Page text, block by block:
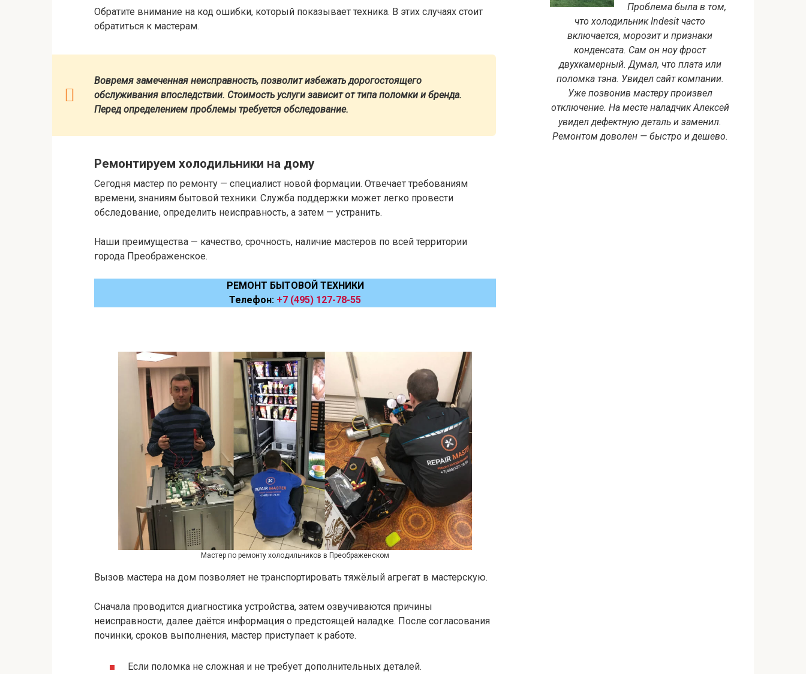
Обратите внимание на код ошибки, который показывает техника. В этих случаях стоит
обратиться к мастерам.
Вовремя замеченная неисправность, позволит избежать дорогостоящего
обслуживания впоследствии. Стоимость услуги зависит от типа поломки и бренда.
Перед определением проблемы требуется обследование.
Ремонтируем холодильники на дому
Сегодня мастер по ремонту — специалист новой формации. Отвечает требованиям
времени, знаниям бытовой техники. Служба поддержки может легко провести
обследование, определить неисправность, а затем — устранить.
Наши преимущества — качество, срочность, наличие мастеров по всей территории
города Преображенское.
РЕМОНТ БЫТОВОЙ ТЕХНИКИ
Телефон: +7 (495) 127-78-55
Мастер по ремонту холодильников в Преображенском
Вызов мастера на дом позволяет не транспортировать тяжёлый агрегат в мастерскую.
Сначала проводится диагностика устройства, затем озвучиваются причины
неисправности, далее даётся информация о предстоящей наладке. После согласования
починки, сроков выполнения, мастер приступает к работе.
Если поломка не сложная и не требует дополнительных деталей.
Проблема была в том,
что холодильник Indesit часто
включается, морозит и признаки
конденсата. Сам он ноу фрост
двухкамерный. Думал, что плата или
поломка тэна. Увидел сайт компании.
Уже позвонив мастеру произвел
отключение. На месте наладчик Алексей
увидел дефектную деталь и заменил.
Ремонтом доволен — быстро и дешево.